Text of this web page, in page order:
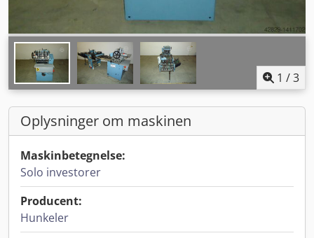
1 /3
Oplysninger om maskinen
Maskinbetegnelse:
Solo investorer
Producent:
Hunkeler